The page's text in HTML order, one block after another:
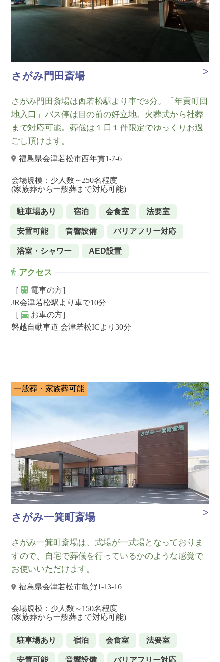
さがみ門田斎場
さがみ門田斎場は西若松駅より車で3分。「年貢町団
地入口」バス停は目の前の好立地。火葬式から社葬
まで対応可能。葬儀は１日１件限定でゆっくりお過
ごし頂けます。
福島県会津若松市西年貢1-7-6
会場規模：少人数～250名程度
(家族葬から一般葬まで対応可能)
駐車場あり 宿泊 会食室 法要室
安置可能 音響設備 バリアフリー対応
浴室・シャワー AED設置
アクセス
［
電車の方］
JR会津若松駅より車で10分
［
お車の方］
磐越自動車道 会津若松ICより30分
一般葬・家族葬可能
さがみ一箕町斎場
さがみ一箕町斎場は、式場が一式場となっておりま
すので、自宅で葬儀を行っているかのような感覚で
お使いいただけます。
福島県会津若松市亀賀1-13-16
会場規模：少人数～150名程度
(家族葬から一般葬まで対応可能)
駐車場あり 宿泊 会食室 法要室
安置可能 音響設備 バリアフリー対応